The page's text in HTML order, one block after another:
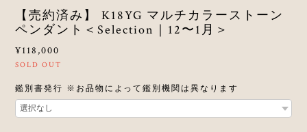
【売約済み】 K18YG マルチカラーストーン
ペンダント＜Selection｜12〜1月＞
¥118,000
SOLD OUT
鑑別書発行 ※お品物によって鑑別機関は異なります